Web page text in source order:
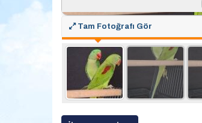
Tam Fotoğrafı Gör